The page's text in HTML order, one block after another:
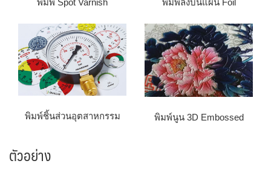
พิมพ์ Spot Varnish
พิมพ์ชิ้นส่วนอุตสาหกรรม
พิมพ์ลงบนแผ่น Foil
พิมพ์นูน 3D Embossed
ตัวอย่าง